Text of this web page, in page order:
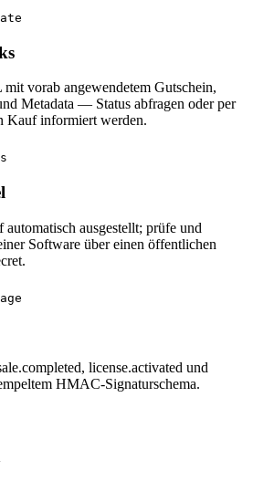
vorab angewendetem Gutschein,
Metadata — Status abfragen oder per
Kauf informiert werden.
ausgestellt; prüfe und
Software über einen öffentlichen
license.activated und
HMAC-Signaturschema.